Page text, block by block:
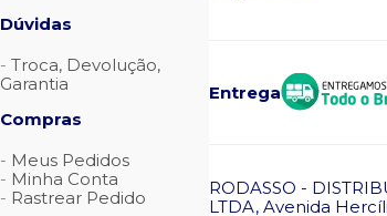
Dúvidas
Troca, Devolução,
Garantia
Compras
Meus Pedidos
Minha Conta
Rastrear Pedido
Entrega
RODASSO -
LTDA, Avenida